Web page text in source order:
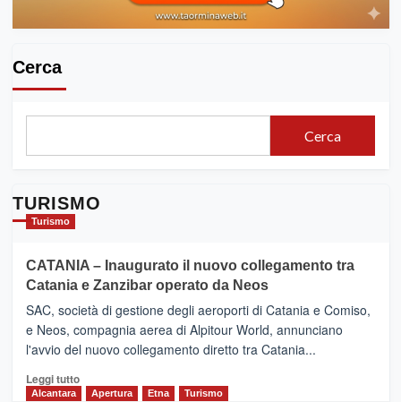
Cerca
Cerca
TURISMO
Turismo
CATANIA – Inaugurato il nuovo collegamento tra
Catania e Zanzibar operato da Neos
SAC, società di gestione degli aeroporti di Catania e Comiso,
e Neos, compagnia aerea di Alpitour World, annunciano
l'avvio del nuovo collegamento diretto tra Catania...
Leggi tuttoLeggi
Alcantara Apertura Etna Turismo